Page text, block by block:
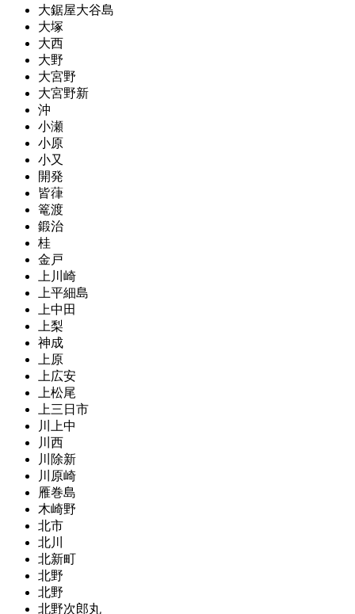
大鋸屋大谷島
大塚
大西
大野
大宮野
大宮野新
沖
小瀬
小原
小又
開発
皆葎
篭渡
鍛治
桂
金戸
上川崎
上平細島
上中田
上梨
神成
上原
上広安
上松尾
上三日市
川上中
川西
川除新
川原崎
雁巻島
木崎野
北市
北川
北新町
北野
北野
北野次郎丸